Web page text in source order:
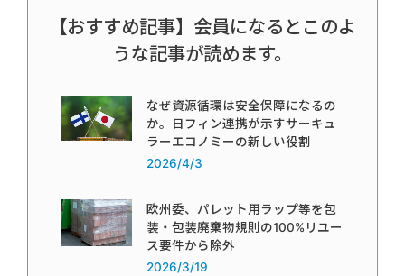
【おすすめ記事】会員になるとこのよ
うな記事が読めます。
なぜ資源循環は安全保障になるの
か。日フィン連携が示すサーキュ
ラーエコノミーの新しい役割
2026/4/3
欧州委、パレット用ラップ等を包
装・包装廃棄物規則の100%リユー
ス要件から除外
2026/3/19